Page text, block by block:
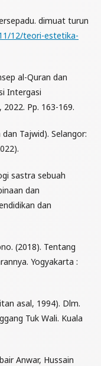
dimuat turun
12/teori-estetika-
al-Quran dan
Intergasi
Pp. 163-169.
Tajwid). Selangor:
sastra sebuah
dan
dan
(2018). Tentang
Yogyakarta :
asal, 1994). Dlm.
Tuk Wali. Kuala
Anwar, Hussain